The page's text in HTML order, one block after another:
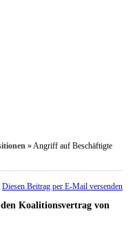
»Angriff auf Beschäftigte
Diesen Beitrag per E-Mail versenden
Koalitionsvertrag von